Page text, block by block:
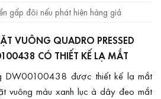
gấp đôi nếu phát hiện hàng giả
VUÔNG QUADRO PRESSED
CÓ THIẾT KẾ LẠ MẮT
DW00100438 được thiết kế lạ mắt
vuông màu xanh lục à dây đeo mắt